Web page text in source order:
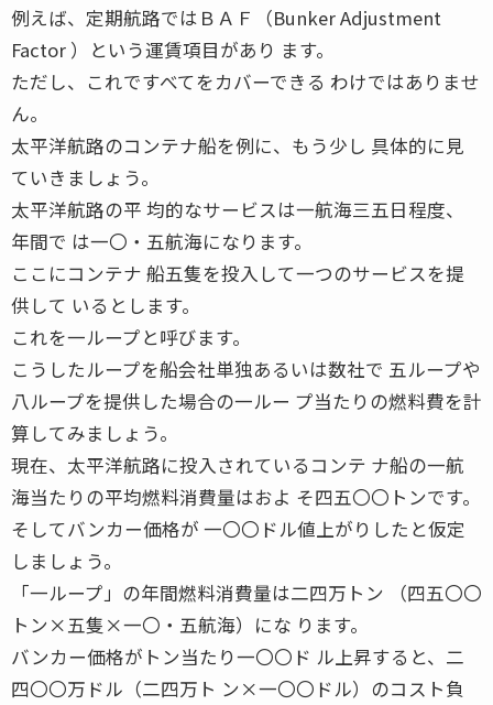
例えば、定期航路ではＢＡＦ（Bunker Adjustment
Factor ）という運賃項目があり ます。
ただし、これですべてをカバーできる わけではありませ
ん。
太平洋航路のコンテナ船を例に、もう少し 具体的に見
ていきましょう。
太平洋航路の平 均的なサービスは一航海三五日程度、
年間で は一〇・五航海になります。
ここにコンテナ 船五隻を投入して一つのサービスを提
供して いるとします。
これを一ループと呼びます。
こうしたループを船会社単独あるいは数社で 五ループや
八ループを提供した場合の一ルー プ当たりの燃料費を計
算してみましょう。
現在、太平洋航路に投入されているコンテ ナ船の一航
海当たりの平均燃料消費量はおよ そ四五〇〇トンです。
そしてバンカー価格が 一〇〇ドル値上がりしたと仮定
しましょう。
「一ループ」の年間燃料消費量は二四万トン （四五〇〇
トン×五隻×一〇・五航海）にな ります。
バンカー価格がトン当たり一〇〇ド ル上昇すると、二
四〇〇万ドル（二四万ト ン×一〇〇ドル）のコスト負